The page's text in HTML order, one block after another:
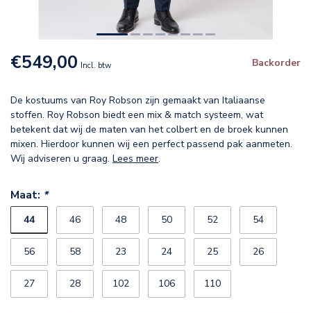
€549,00 Incl. btw Backorder
De kostuums van Roy Robson zijn gemaakt van Italiaanse
stoffen. Roy Robson biedt een mix & match systeem, wat
betekent dat wij de maten van het colbert en de broek kunnen
mixen. Hierdoor kunnen wij een perfect passend pak aanmeten.
Wij adviseren u graag. Lees meer.
Maat: *
44 46 48 50 52 54
56 58 23 24 25 26
27 28 102 106 110